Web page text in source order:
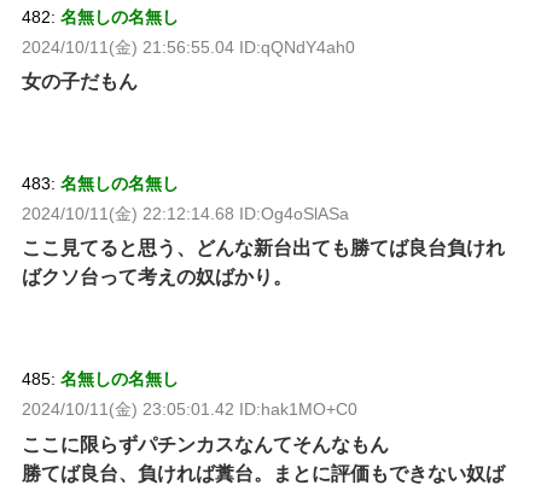
482: 名無しの名無し
2024/10/11(金) 21:56:55.04 ID:qQNdY4ah0
女の子だもん
483: 名無しの名無し
2024/10/11(金) 22:12:14.68 ID:Og4oSlASa
ここ見てると思う、どんな新台出ても勝てば良台負けれ
ばクソ台って考えの奴ばかり。
485: 名無しの名無し
2024/10/11(金) 23:05:01.42 ID:hak1MO+C0
ここに限らずパチンカスなんてそんなもん
勝てば良台、負ければ糞台。まとに評価もできない奴ば